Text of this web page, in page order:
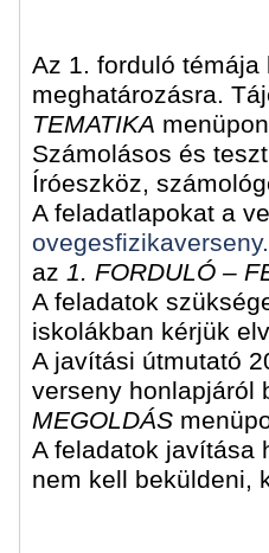
Az 1. forduló
meghatározásra.
TEMATIKA
Számolásos és
Íróeszköz,
A feladatlapokat a
az 1. FORDULÓ –
A feladatok
iskolákban kérjük
A javítási útmutató
verseny honlapjáról
MEGOLDÁS
A feladatok javítása
nem kell beküldeni,